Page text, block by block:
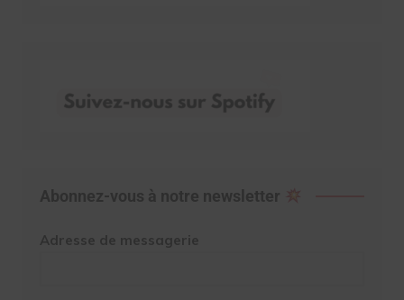
Abonnez-vous à notre newsletter
Adresse de messagerie